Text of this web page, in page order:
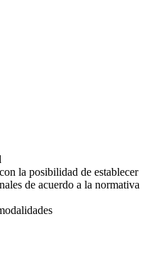
la posibilidad de establecer
de acuerdo a la normativa